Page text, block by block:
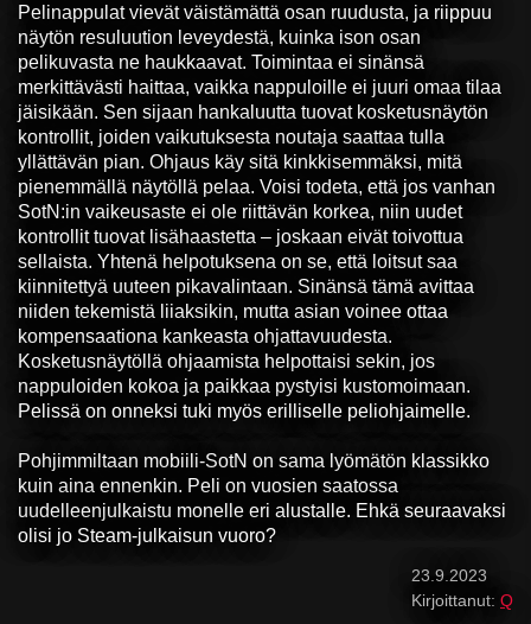
Pelinappulat vievät väistämättä osan ruudusta, ja riippuu
näytön resuluution leveydestä, kuinka ison osan
pelikuvasta ne haukkaavat. Toimintaa ei sinänsä
merkittävästi haittaa, vaikka nappuloille ei juuri omaa tilaa
jäisikään. Sen sijaan hankaluutta tuovat kosketusnäytön
kontrollit, joiden vaikutuksesta noutaja saattaa tulla
yllättävän pian. Ohjaus käy sitä kinkkisemmäksi, mitä
pienemmällä näytöllä pelaa. Voisi todeta, että jos vanhan
SotN:in vaikeusaste ei ole riittävän korkea, niin uudet
kontrollit tuovat lisähaastetta – joskaan eivät toivottua
sellaista. Yhtenä helpotuksena on se, että loitsut saa
kiinnitettyä uuteen pikavalintaan. Sinänsä tämä avittaa
niiden tekemistä liiaksikin, mutta asian voinee ottaa
kompensaationa kankeasta ohjattavuudesta.
Kosketusnäytöllä ohjaamista helpottaisi sekin, jos
nappuloiden kokoa ja paikkaa pystyisi kustomoimaan.
Pelissä on onneksi tuki myös erilliselle peliohjaimelle.
Pohjimmiltaan mobiili-SotN on sama lyömätön klassikko
kuin aina ennenkin. Peli on vuosien saatossa
uudelleenjulkaistu monelle eri alustalle. Ehkä seuraavaksi
olisi jo Steam-julkaisun vuoro?
23.9.2023
Kirjoittanut: Q